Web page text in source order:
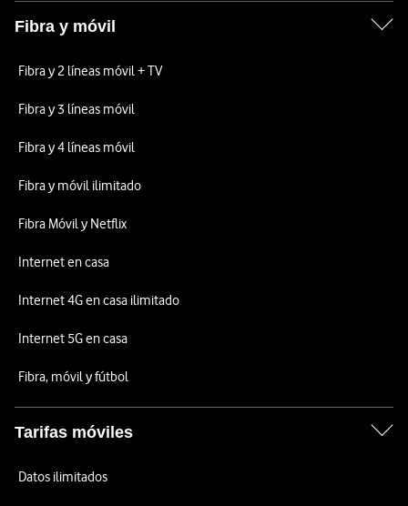
Fibra y móvil
Fibra y 2 líneas móvil + TV
Fibra y 3 líneas móvil
Fibra y 4 líneas móvil
Fibra y móvil ilimitado
Fibra Móvil y Netflix
Internet en casa
Internet 4G en casa ilimitado
Internet 5G en casa
Fibra, móvil y fútbol
Tarifas móviles
Datos ilimitados